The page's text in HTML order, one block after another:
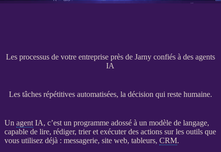
Les processus de votre entreprise près de Jarny confiés à des agents
IA
Les tâches répétitives automatisées, la décision qui reste humaine.
Un agent IA, c’est un programme adossé à un modèle de langage,
capable de lire, rédiger, trier et exécuter des actions sur les outils que
vous utilisez déjà : messagerie, site web, tableurs, CRM.